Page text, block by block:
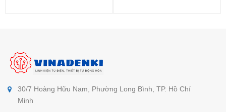
30/7 Hoàng Hữu Nam, Phường Long Bình, TP. Hồ Chí
Minh